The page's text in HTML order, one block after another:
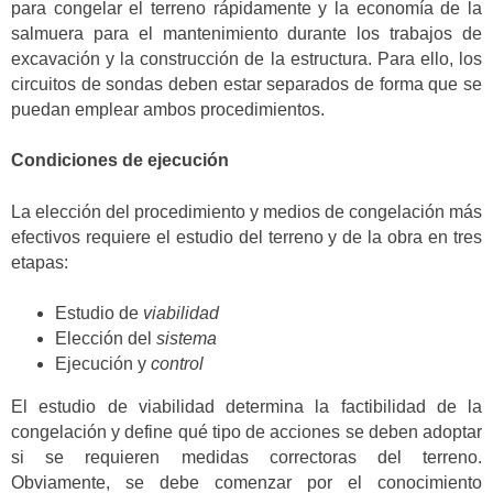
para congelar el terreno rápidamente y la economía de la
salmuera para el mantenimiento durante los trabajos de
excavación y la construcción de la estructura. Para ello, los
circuitos de sondas deben estar separados de forma que se
puedan emplear ambos procedimientos.
Condiciones de ejecución
La elección del procedimiento y medios de congelación más
efectivos requiere el estudio del terreno y de la obra en tres
etapas:
Estudio de viabilidad
Elección del sistema
Ejecución y control
El estudio de viabilidad determina la factibilidad de la
congelación y define qué tipo de acciones se deben adoptar
si se requieren medidas correctoras del terreno.
Obviamente, se debe comenzar por el conocimiento